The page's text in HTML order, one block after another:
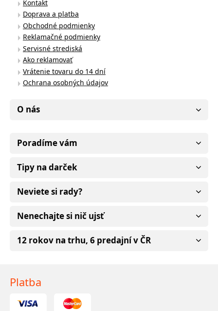
Kontakt
Doprava a platba
Obchodné podmienky
Reklamačné podmienky
Servisné strediská
Ako reklamovať
Vrátenie tovaru do 14 dní
Ochrana osobných údajov
O nás
Poradíme vám
Tipy na darček
Neviete si rady?
Nenechajte si nič ujsť
12 rokov na trhu, 6 predajní v ČR
Platba